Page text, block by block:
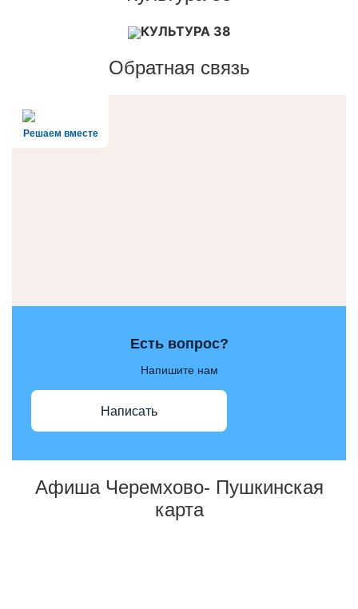
КУЛЬТУРА 38
Обратная связь
Решаем вместе
Есть вопрос?
Напишите нам
Написать
Афиша Черемхово- Пушкинская
карта